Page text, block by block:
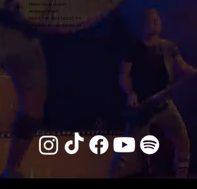
Hinker Music GmbH
Andreas Hinker
Mobil:
+43 664 16 321 54
office@diesuedsteirer.at